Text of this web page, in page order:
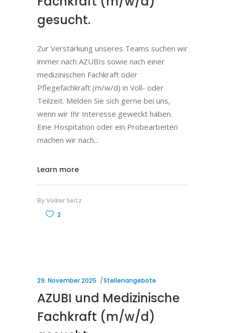
gesucht.
Zur Verstärkung unseres Teams suchen wir
immer nach AZUBIs sowie nach einer
medizinischen Fachkraft oder
Pflegefachkraft (m/w/d) in Voll- oder
Teilzeit. Melden Sie sich gerne bei uns,
wenn wir Ihr Interesse geweckt haben.
Eine Hospitation oder ein Probearbeiten
machen wir nach
Learn more
ByVolker Seitz
2
29. November 2025 Stellenangebote
AZUBI und Medizinische
Fachkraft (m/w/d)